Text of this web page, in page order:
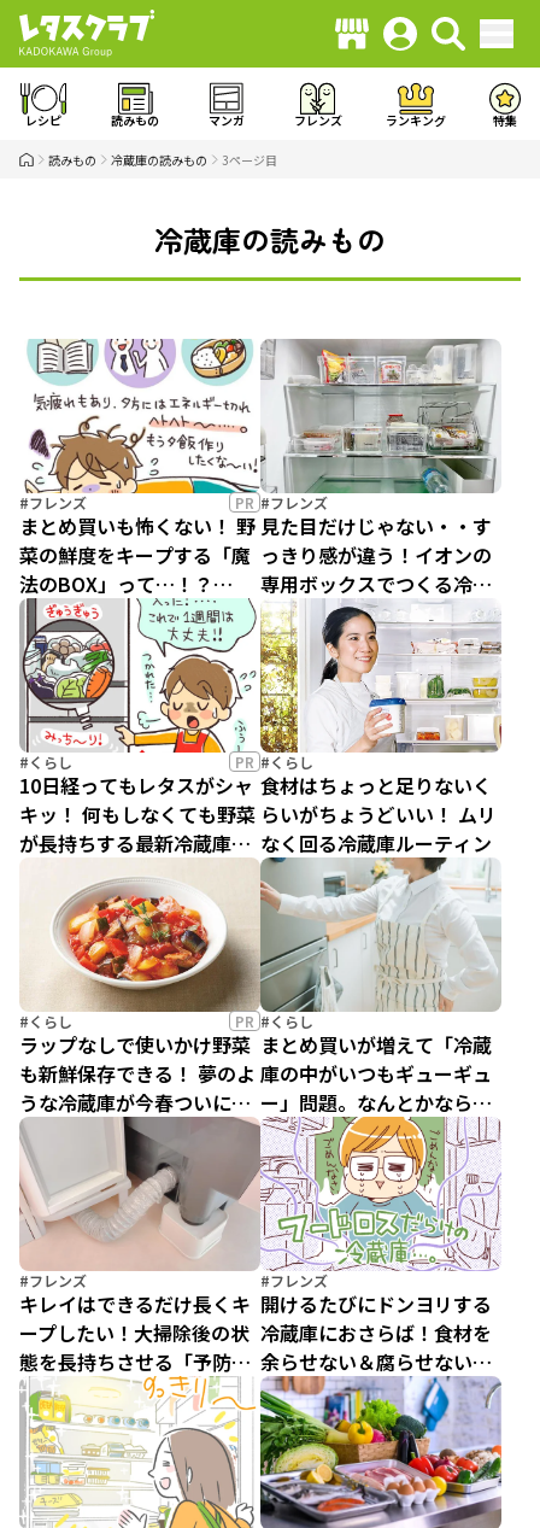
レシピ 読みもの マンガ フレンズ ランキング 特集
読みもの 冷蔵庫の読みもの 3ページ目
冷蔵庫の読みもの
PR
#フレンズ
まとめ買いも怖くない！ 野
菜の鮮度をキープする「魔
法のBOX」って…！？
【PR】
#フレンズ
見た目だけじゃない・・す
っきり感が違う！イオンの
専用ボックスでつくる冷蔵
庫収納の実力
PR
#くらし
10日経ってもレタスがシャ
キッ！ 何もしなくても野菜
が長持ちする最新冷蔵庫っ
て!?【PR】
#くらし
食材はちょっと足りないく
らいがちょうどいい！ ムリ
なく回る冷蔵庫ルーティン
PR
#くらし
ラップなしで使いかけ野菜
も新鮮保存できる！ 夢のよ
うな冷蔵庫が今春ついに登
場!!【PR】
#くらし
まとめ買いが増えて「冷蔵
庫の中がいつもギューギュ
ー」問題。なんとかならな
い？
#フレンズ
キレイはできるだけ長くキ
ープしたい！大掃除後の状
態を長持ちさせる「予防掃
除」
#フレンズ
開けるたびにドンヨリする
冷蔵庫におさらば！食材を
余らせない＆腐らせない冷
蔵庫ルーティン